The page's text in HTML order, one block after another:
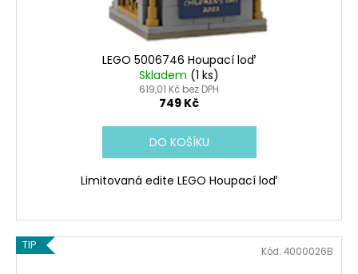
LEGO 5006746 Houpací loď
Skladem (1 ks)
619,01 Kč bez DPH
749 Kč
DO KOŠÍKU
Limitovaná edite LEGO Houpací loď
TIP Kód: 4000026B